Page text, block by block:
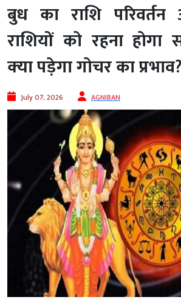
बुध का राशि
राशियों को रहना होगा
क्‍या पड़ेगा गोचर का प्रभाव?
July 07, 2026 AGNIBAN